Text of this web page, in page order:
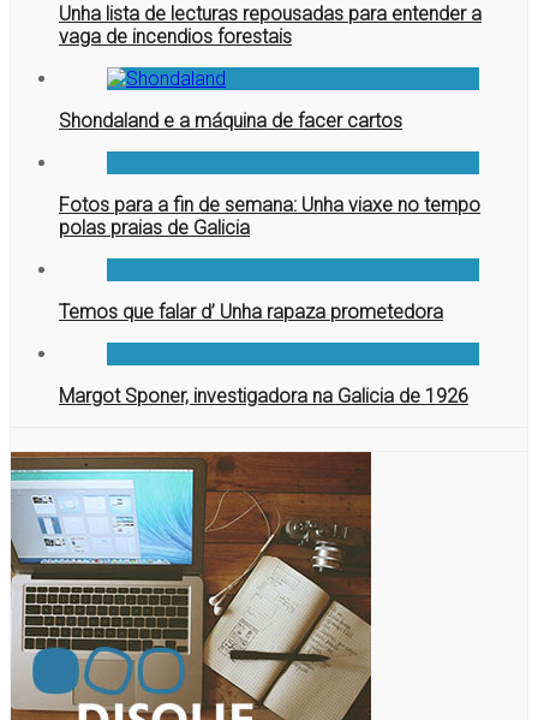
Unha lista de lecturas repousadas para entender a
vaga de incendios forestais
Shondaland e a máquina de facer cartos
Fotos para a fin de semana: Unha viaxe no tempo
polas praias de Galicia
Temos que falar d’ Unha rapaza prometedora
Margot Sponer, investigadora na Galicia de 1926